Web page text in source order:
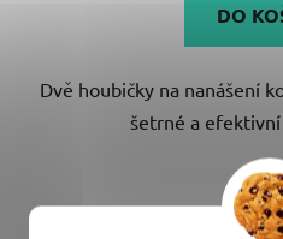
DO
Dvě houbičky na nanášení
šetrné a efektivní